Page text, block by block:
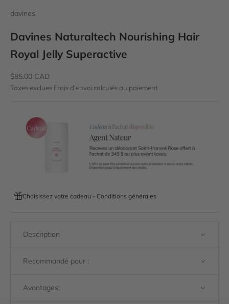
davines
Davines Naturaltech Nourishing Hair
Royal Jelly Superactive
Prix de vente
$85.00 CAD
Taxes exclues Frais d'envoi calculés au paiement
Choisissez votre cadeau - Conditions générales
Description
Recommandé pour :
Avantages: